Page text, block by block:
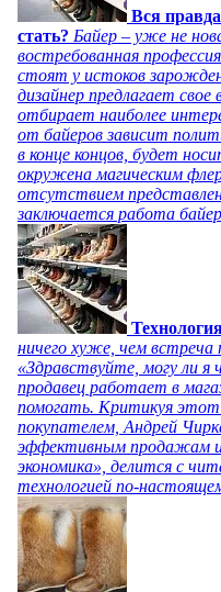
Вся
стать? Байер – уже не
востребованная
стоят у истоков
дизайнер предлагает
отбирает наиболее
от байеров зависит
в конце концов, будет
окружена магическим
отсутствием
заключается работа
ничего хуже, чем встреча
«Здравствуйте, могу ли я
продавец работает в
помогать. Критикуя
покупателем, Андрей
эффективным продажам и
экономика», делится с
технологией по-